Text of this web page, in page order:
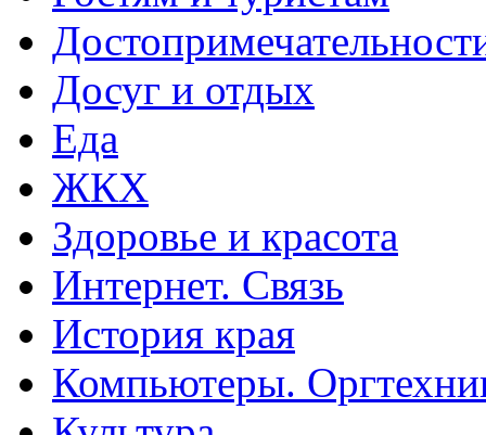
Досуг и отдых
Еда
ЖКХ
Здоровье и красота
Интернет. Связь
История края
Компьютеры.